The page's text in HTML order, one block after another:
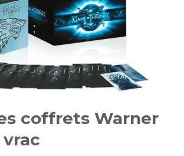
coffrets Warner